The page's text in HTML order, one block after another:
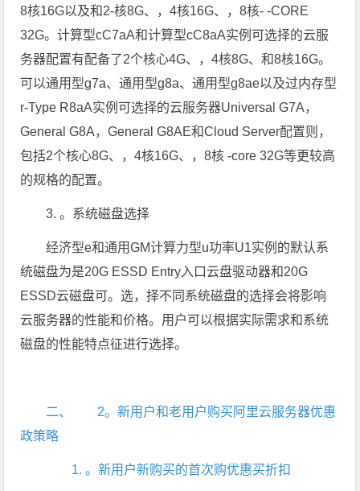
8核16G以及和2-核8G、，4核16G、，8核- -CORE
32G。计算型cC7aA和计算型cC8aA实例可选择的云服
务器配置有配备了2个核心4G、，4核8G、和8核16G。
可以通用型g7a、通用型g8a、通用型g8ae以及过内存型
r-Type R8aA实例可选择的云服务器Universal G7A，
General G8A，General G8AE和Cloud Server配置则，
包括2个核心8G、，4核16G、，8核 -core 32G等更较高
的规格的配置。
3. 。系统磁盘选择
经济型e和通用GM计算力型u功率U1实例的默认系
统磁盘为是20G ESSD Entry入口云盘驱动器和20G
ESSD云磁盘可。选，择不同系统磁盘的选择会将影响
云服务器的性能和价格。用户可以根据实际需求和系统
磁盘的性能特点征进行选择。
二、 2。新用户和老用户购买阿里云服务器优惠
政策略
1. 。新用户新购买的首次购优惠买折扣